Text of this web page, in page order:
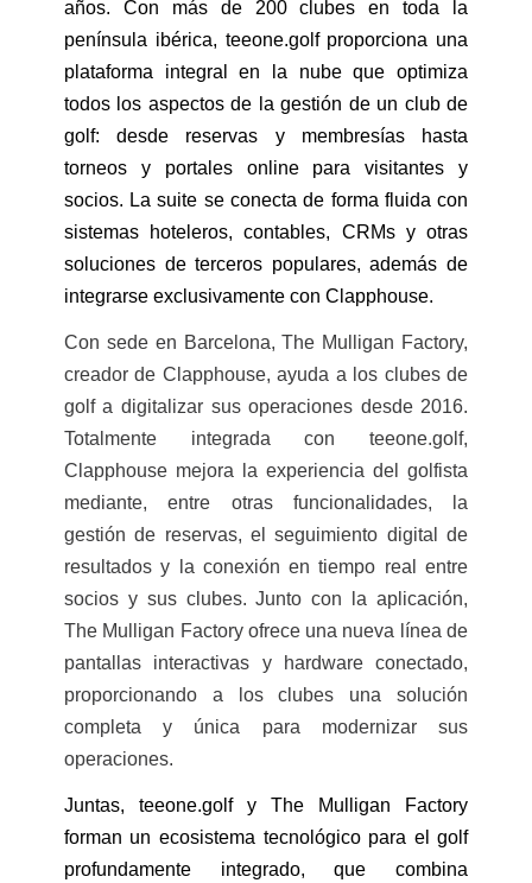
años. Con más de 200 clubes en toda la
península ibérica, teeone.golf proporciona una
plataforma integral en la nube que optimiza
todos los aspectos de la gestión de un club de
golf: desde reservas y membresías hasta
torneos y portales online para visitantes y
socios. La suite se conecta de forma fluida con
sistemas hoteleros, contables, CRMs y otras
soluciones de terceros populares, además de
integrarse exclusivamente con Clapphouse.
Con sede en Barcelona, The Mulligan Factory,
creador de Clapphouse, ayuda a los clubes de
golf a digitalizar sus operaciones desde 2016.
Totalmente integrada con teeone.golf,
Clapphouse mejora la experiencia del golfista
mediante, entre otras funcionalidades, la
gestión de reservas, el seguimiento digital de
resultados y la conexión en tiempo real entre
socios y sus clubes. Junto con la aplicación,
The Mulligan Factory ofrece una nueva línea de
pantallas interactivas y hardware conectado,
proporcionando a los clubes una solución
completa y única para modernizar sus
operaciones.
Juntas, teeone.golf y The Mulligan Factory
forman un ecosistema tecnológico para el golf
profundamente integrado, que combina